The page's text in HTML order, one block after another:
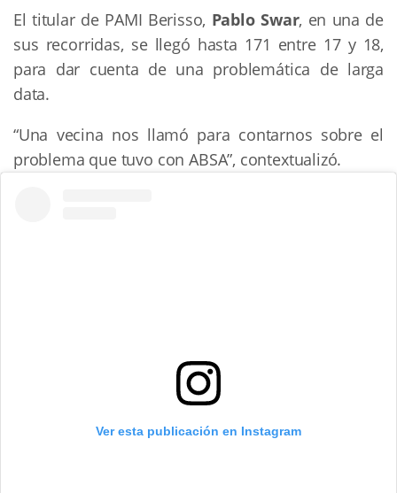
El titular de PAMI Berisso, Pablo Swar, en una de
sus recorridas, se llegó hasta 171 entre 17 y 18,
para dar cuenta de una problemática de larga
data.
“Una vecina nos llamó para contarnos sobre el
problema que tuvo con ABSA”, contextualizó.
Ver esta publicación en Instagram